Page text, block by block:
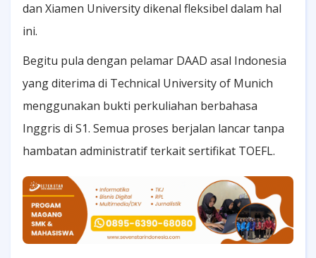
dan Xiamen University dikenal fleksibel dalam hal
ini.
Begitu pula dengan pelamar DAAD asal Indonesia
yang diterima di Technical University of Munich
menggunakan bukti perkuliahan berbahasa
Inggris di S1. Semua proses berjalan lancar tanpa
hambatan administratif terkait sertifikat TOEFL.